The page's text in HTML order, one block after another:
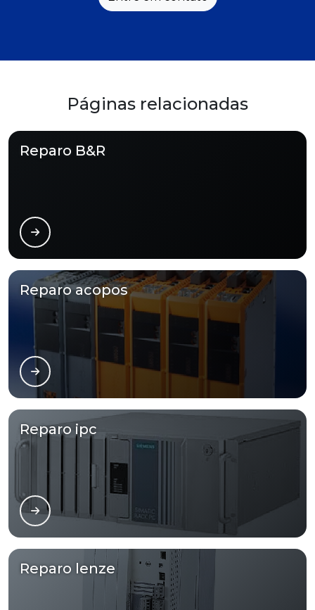
Páginas relacionadas
Reparo B&R
Reparo acopos
Reparo ipc
Reparo lenze